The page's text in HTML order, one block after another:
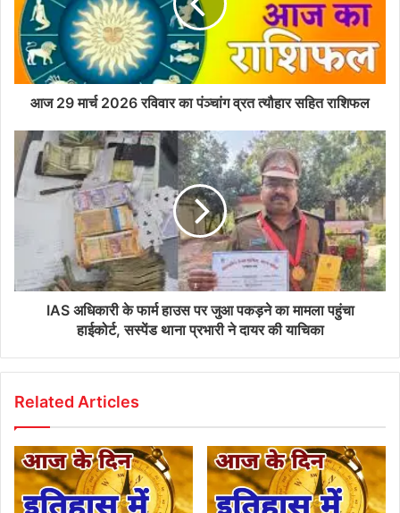
आज 29 मार्च 2026 रविवार का पंञ्चांग व्रत त्यौहार सहित राशिफल
IAS अधिकारी के फार्म हाउस पर जुआ पकड़ने का मामला पहुंचा
हाईकोर्ट, सस्पेंड थाना प्रभारी ने दायर की याचिका
Related Articles